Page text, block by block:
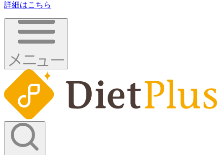
詳細はこちら